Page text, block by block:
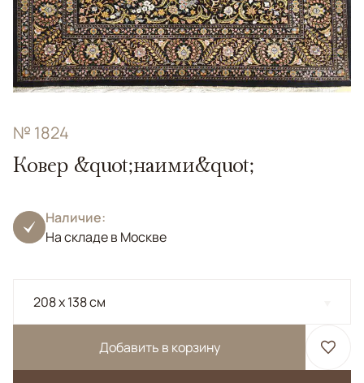
№ 1824
Ковер &quot;наими&quot;
Наличие:
На складе в Москве
208 x 138 см
Добавить в корзину